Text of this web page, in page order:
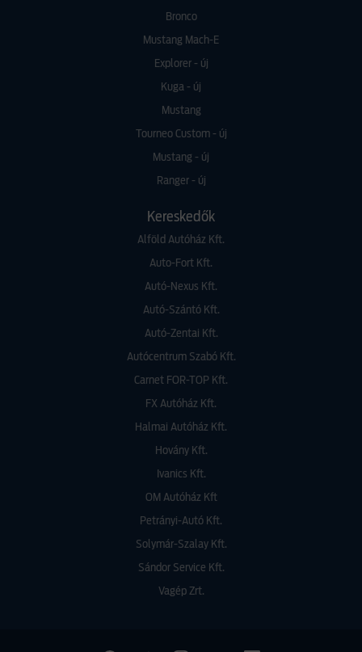
Bronco
Mustang Mach-E
Explorer - új
Kuga - új
Mustang
Tourneo Custom - új
Mustang - új
Ranger - új
Kereskedők
Alföld Autóház Kft.
Auto-Fort Kft.
Autó-Nexus Kft.
Autó-Szántó Kft.
Autó-Zentai Kft.
Autócentrum Szabó Kft.
Carnet FOR-TOP Kft.
FX Autóház Kft.
Halmai Autóház Kft.
Hovány Kft.
Ivanics Kft.
OM Autóház Kft
Petrányi-Autó Kft.
Solymár-Szalay Kft.
Sándor Service Kft.
Vagép Zrt.